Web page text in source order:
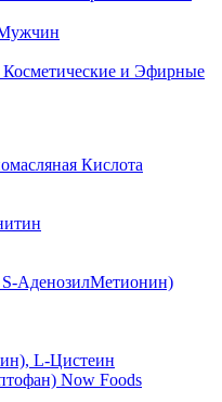
Косметические и Эфирные
Кислота
АденозилМетионин)
L-Цистеин
Now Foods